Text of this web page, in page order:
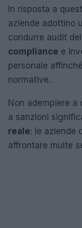
In risposta a
aziende adottino
condurre audit
compliance e
personale
normative.
Non adempiere a
a sanzioni
reale: le aziende
affrontare multe